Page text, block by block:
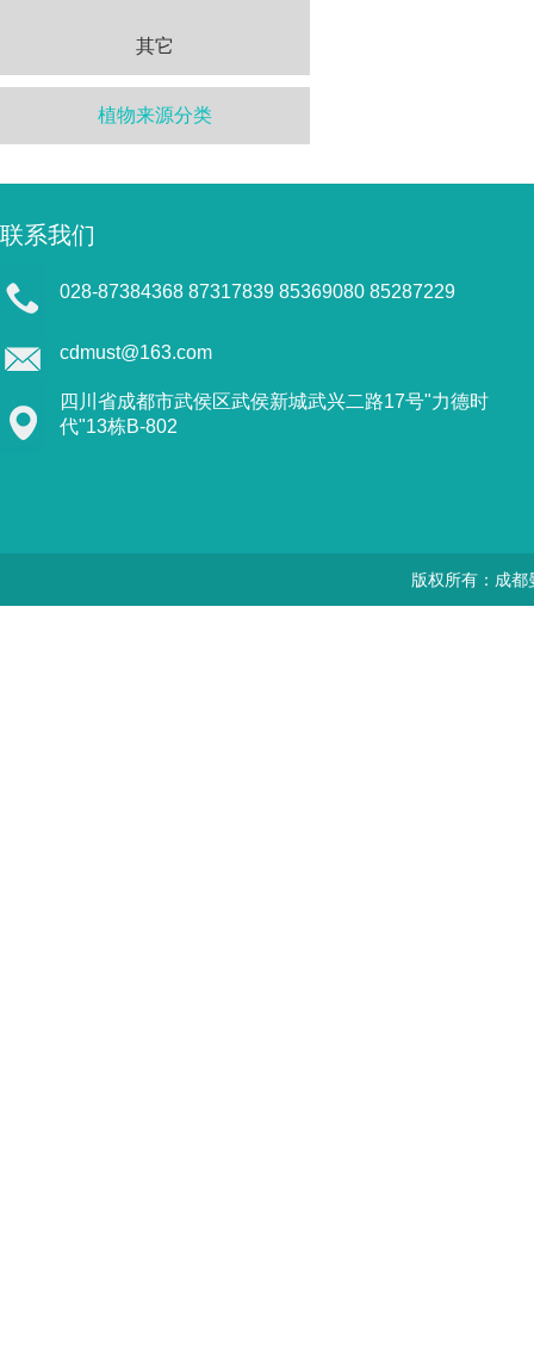
其它
植物来源分类
联系我们
028-87384368 87317839 85369080 85287229
cdmust@163.com
四川省成都市武侯区武侯新城武兴二路17号"力德时
代"13栋B-802
版权所有：成